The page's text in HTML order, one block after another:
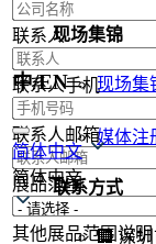
现场集锦
现场集
媒体注
联系方式
🏢深圳
联系人
联系人手机
联系人邮箱
展品范围
其他展品范围说明
中/EN
简体中文
简体中文